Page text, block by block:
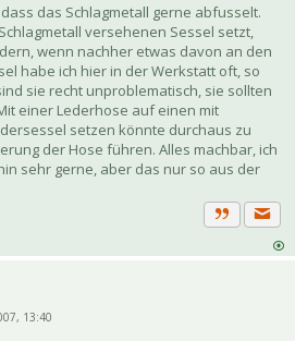
das Schlagmetall gerne abfusselt.
versehenen Sessel setzt,
wenn nachher etwas davon an den
habe ich hier in der Werkstatt oft, so
sie recht unproblematisch, sie sollten
einer Lederhose auf einen mit
setzen könnte durchaus zu
der Hose führen. Alles machbar, ich
sehr gerne, aber das nur so aus der
Zitat
13:40